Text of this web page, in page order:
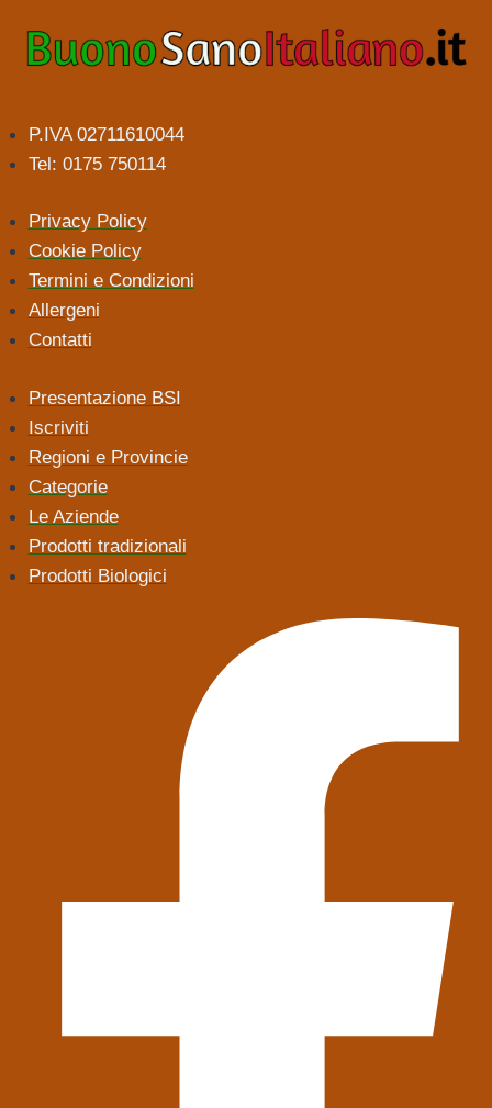
P.IVA 02711610044
Tel: 0175 750114
Privacy Policy
Cookie Policy
Termini e Condizioni
Allergeni
Contatti
Presentazione BSI
Iscriviti
Regioni e Provincie
Categorie
Le Aziende
Prodotti tradizionali
Prodotti Biologici